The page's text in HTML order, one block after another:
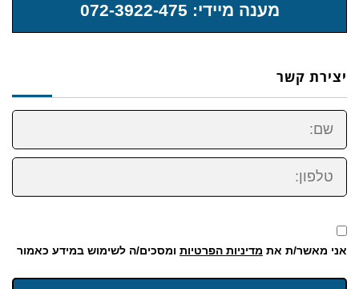
מענה מיידי: 072-3922-475
יצירת קשר
שם:
טלפון:
אני מאשר/ת את מדיניות הפרטיות ומסכים/ה לשימוש במידע כאמור